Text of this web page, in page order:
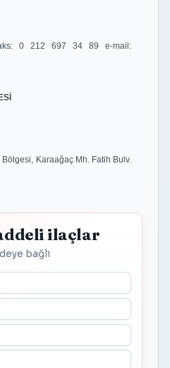
0 212 697 34 89 e-mail:
Karaağaç Mh. Fatih Bulv.
ilaçlar
bağlı